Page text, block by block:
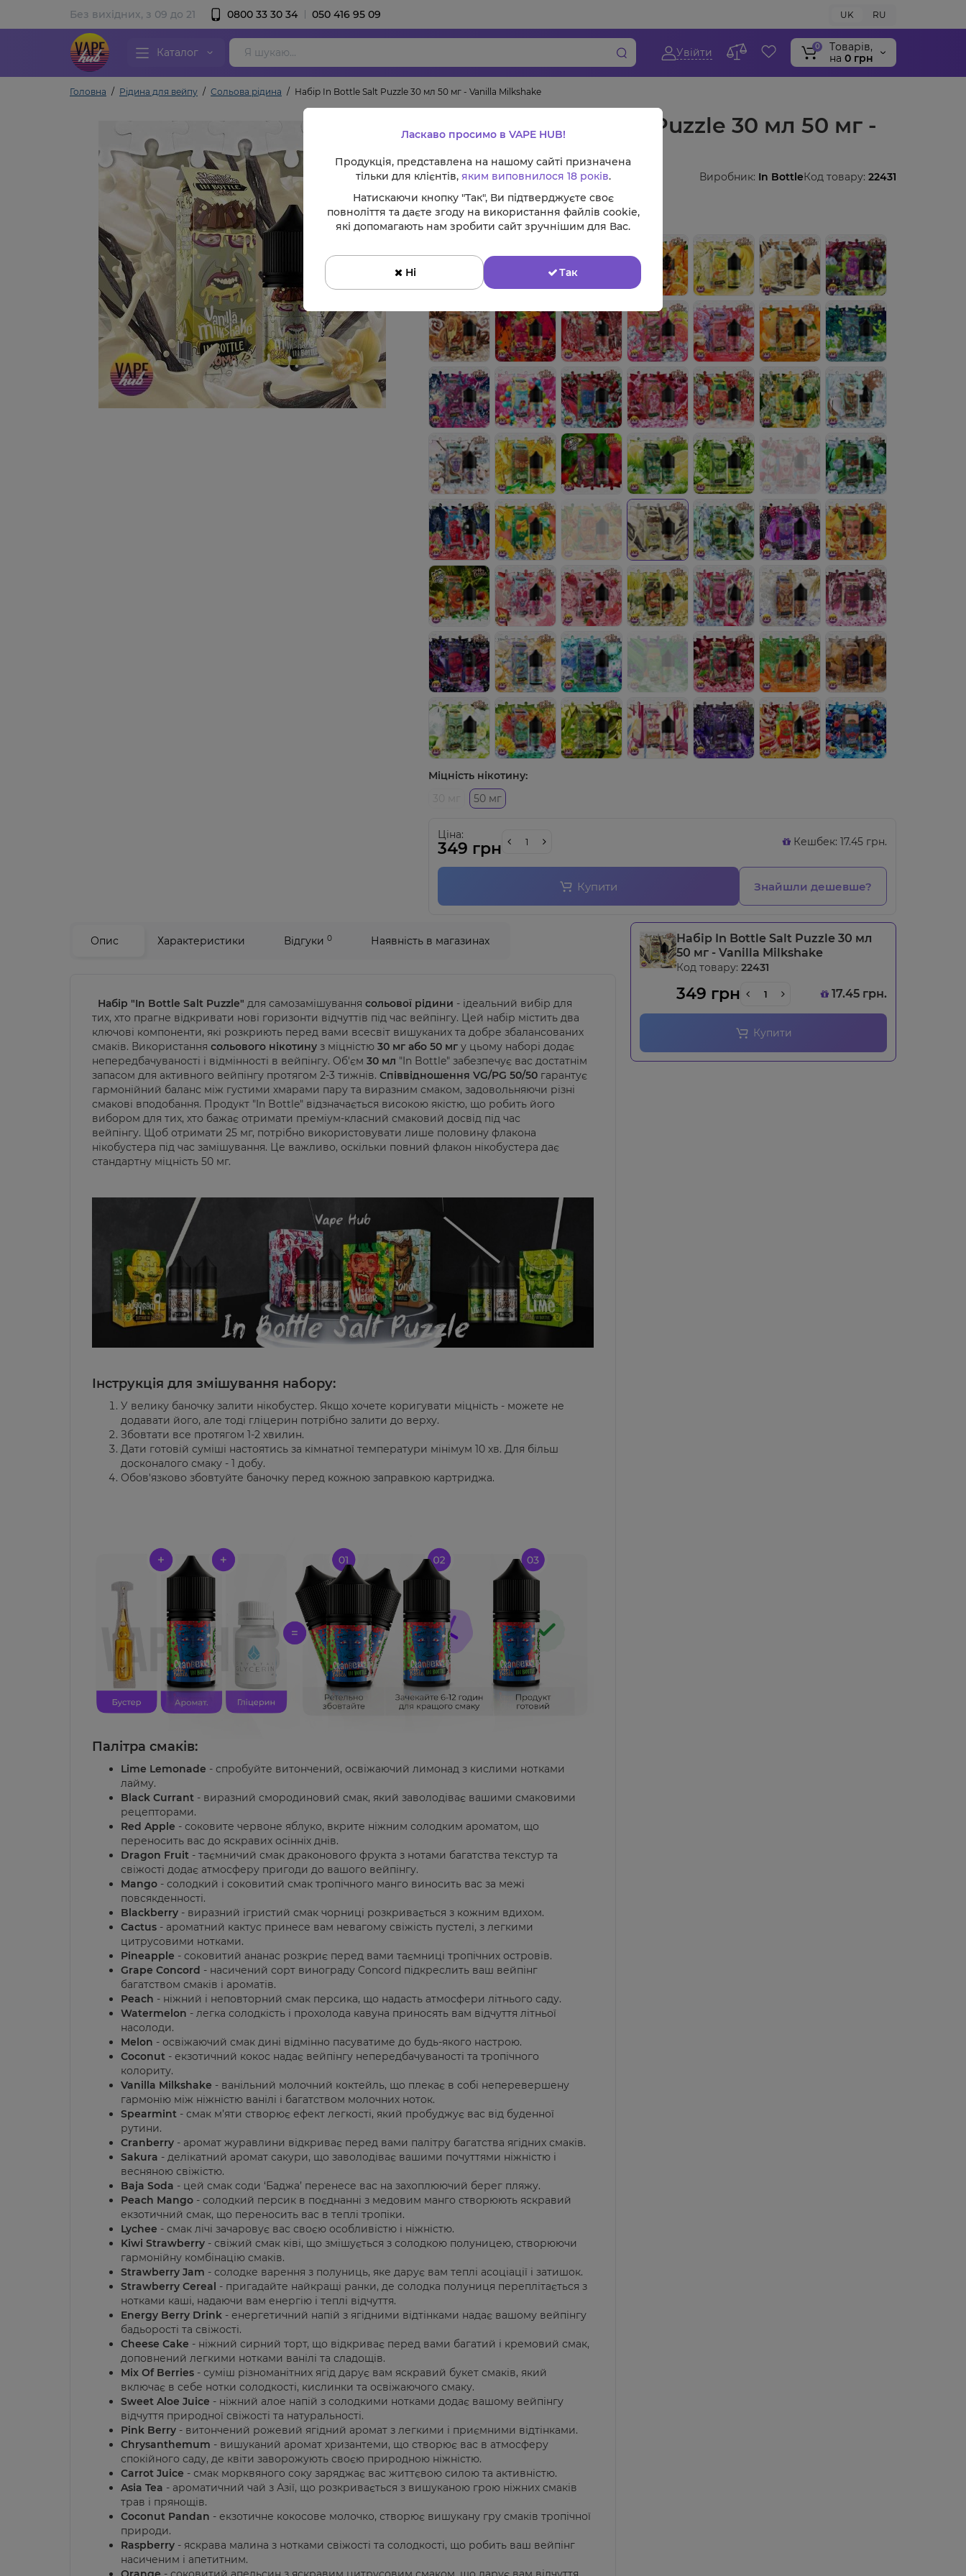
Без вихідних, з 09 до 21 0800 33 30 34 050 416 95 09 UK RU
Каталог Увійти 0
Tоварів,
на 0 грн
Головна Рідина для вейпу Сольова рідина Набір In Bottle Salt Puzzle 30 мл 50 мг - Vanilla Milkshake
Набір In Bottle Salt Puzzle 30 мл 50 мг -
Vanilla Milkshake
Виробник: In BottleКод товару: 22431
Смак:
Міцність нікотину:
50 мг
Ціна:
349 грн Кешбек: 17.45 грн.
Купити Знайшли дешевше?
Опис Характеристики Відгуки 0 Наявність в магазинах
Набір "In Bottle Salt Puzzle" для самозамішування сольової рідини - ідеальний вибір для
тих, хто прагне відкривати нові горизонти відчуттів під час вейпінгу. Цей набір містить два
ключові компоненти, які розкриють перед вами всесвіт вишуканих та добре збалансованих
смаків. Використання сольового нікотину з міцністю 30 мг або 50 мг у цьому наборі додає
непередбачуваності і відмінності в вейпінгу. Об'єм 30 мл "In Bottle" забезпечує вас достатнім
запасом для активного вейпінгу протягом 2-3 тижнів. Співвідношення VG/PG 50/50 гарантує
гармонійний баланс між густими хмарами пару та виразним смаком, задовольняючи різні
смакові вподобання. Продукт "In Bottle" відзначається високою якістю, що робить його
вибором для тих, хто бажає отримати преміум-класний смаковий досвід під час
вейпінгу. Щоб отримати 25 мг, потрібно використовувати лише половину флакона
нікобустера під час замішування. Це важливо, оскільки повний флакон нікобустера дає
стандартну міцність 50 мг.
Інструкція для змішування набору:
У велику баночку залити нікобустер. Якщо хочете коригувати міцність - можете не
додавати його, але тоді гліцерин потрібно залити до верху.
Збовтати все протягом 1-2 хвилин.
Дати готовій суміші настоятись за кімнатної температури мінімум 10 хв. Для більш
досконалого смаку - 1 добу.
Обов'язково збовтуйте баночку перед кожною заправкою картриджа.
Палітра смаків:
Lime Lemonade - спробуйте витончений, освіжаючий лимонад з кислими нотками
лайму.
Black Currant - виразний смородиновий смак, який заволодіває вашими смаковими
рецепторами.
Red Apple - соковите червоне яблуко, вкрите ніжним солодким ароматом, що
переносить вас до яскравих осінніх днів.
Dragon Fruit - таємничий смак драконового фрукта з нотами багатства текстур та
свіжості додає атмосферу пригоди до вашого вейпінгу.
Mango - солодкий і соковитий смак тропічного манго виносить вас за межі
повсякденності.
Blackberry - виразний ігристий смак чорниці розкривається з кожним вдихом.
Cactus - ароматний кактус принесе вам невагому свіжість пустелі, з легкими
цитрусовими нотками.
Pineapple - соковитий ананас розкриє перед вами таємниці тропічних островів.
Grape Concord - насичений сорт винограду Concord підкреслить ваш вейпінг
багатством смаків і ароматів.
Peach - ніжний і неповторний смак персика, що надасть атмосфери літнього саду.
Watermelon - легка солодкість і прохолода кавуна приносять вам відчуття літньої
насолоди.
Melon - освіжаючий смак дині відмінно пасуватиме до будь-якого настрою.
Coconut - екзотичний кокос надає вейпінгу непередбачуваності та тропічного
колориту.
Vanilla Milkshake - ванільний молочний коктейль, що плекає в собі неперевершену
гармонію між ніжністю ванілі і багатством молочних ноток.
Spearmint - смак м’яти створює ефект легкості, який пробуджує вас від буденної
рутини.
Cranberry - аромат журавлини відкриває перед вами палітру багатства ягідних смаків.
Sakura - делікатний аромат сакури, що заволодіває вашими почуттями ніжністю і
весняною свіжістю.
Baja Soda - цей смак соди ‘Баджа’ перенесе вас на захоплюючий берег пляжу.
Peach Mango - солодкий персик в поєднанні з медовим манго створюють яскравий
екзотичний смак, що переносить вас в теплі тропіки.
Lychee - смак лічі зачаровує вас своєю особливістю і ніжністю.
Kiwi Strawberry - свіжий смак ківі, що змішується з солодкою полуницею, створюючи
гармонійну комбінацію смаків.
Strawberry Jam - солодке варення з полуниць, яке дарує вам теплі асоціації і затишок.
Strawberry Cereal - пригадайте найкращі ранки, де солодка полуниця переплітається з
нотками каші, надаючи вам енергію і теплі відчуття.
Energy Berry Drink - енергетичний напій з ягідними відтінками надає вашому вейпінгу
бадьорості та свіжості.
Cheese Cake - ніжний сирний торт, що відкриває перед вами багатий і кремовий смак,
доповнений легкими нотками ванілі та сладощів.
Mix Of Berries - суміш різноманітних ягід дарує вам яскравий букет смаків, який
включає в себе нотки солодкості, кислинки та освіжаючого смаку.
Sweet Aloe Juice - ніжний алое напій з солодкими нотками додає вашому вейпінгу
відчуття природної свіжості та натуральності.
Pink Berry - витончений рожевий ягідний аромат з легкими і приємними відтінками.
Chrysanthemum - вишуканий аромат хризантеми, що створює вас в атмосферу
спокійного саду, де квіти заворожують своєю природною ніжністю.
Carrot Juice - смак морквяного соку заряджає вас життєвою силою та активністю.
Asia Tea - ароматичний чай з Азії, що розкривається з вишуканою грою ніжних смаків
трав і прянощів.
Coconut Pandan - екзотичне кокосове молочко, створює вишукану гру смаків тропічної
природи.
Raspberry - яскрава малина з нотками свіжості та солодкості, що робить ваш вейпінг
насиченим і апетитним.
Набір In Bottle Salt Puzzle 30 мл
50 мг - Vanilla Milkshake
Код товару:22431
349 грн 17.45 грн.
Купити
Ласкаво просимо в VAPE HUB!
Продукція, представлена на нашому сайті призначена
тільки для клієнтів, яким виповнилося 18 років.
Натискаючи кнопку "Так", Ви підтверджуєте своє
повноліття та даєте згоду на використання файлів cookie,
які допомагають нам зробити сайт зручнішим для Вас.
Ні Так